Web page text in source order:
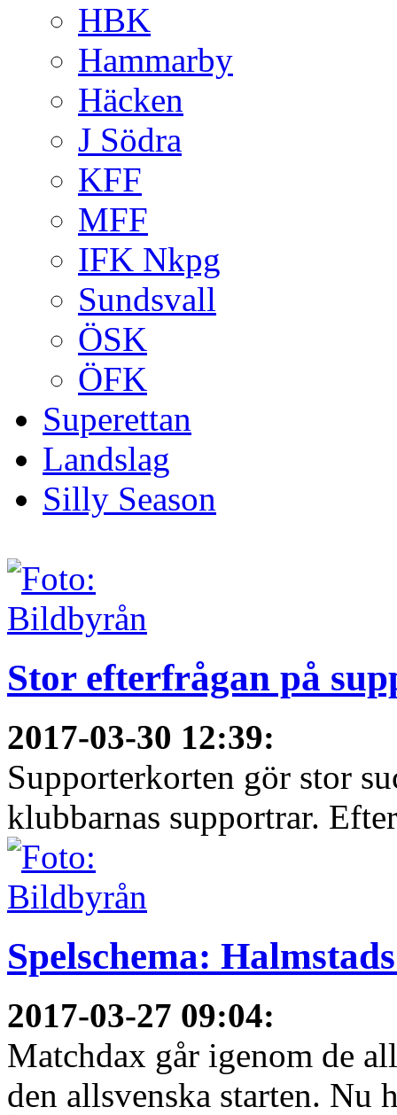
HBK
Hammarby
Häcken
J Södra
KFF
MFF
IFK Nkpg
Sundsvall
ÖSK
ÖFK
Superettan
Landslag
Silly Season
Stor efterfrågan på
2017-03-30 12:39:
Supporterkorten gör stor
klubbarnas supportrar.
Spelschema:
2017-03-27 09:04:
Matchdax går igenom de
den allsvenska starten. Nu